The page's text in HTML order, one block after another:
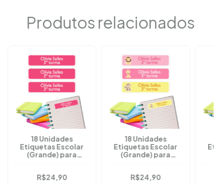
Produtos relacionados
18 Unidades
Etiquetas Escolar
(Grande) para
R$24,90
18 Unidades
Etiquetas Escolar
(Grande) para
R$24,90